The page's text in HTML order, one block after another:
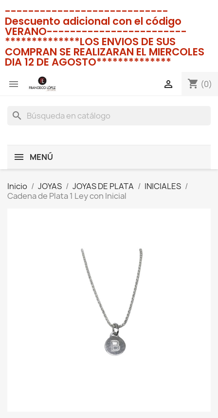
----------------------------
Descuento adicional con el código
VERANO------------------------
**************LOS ENVIOS DE SUS
COMPRAN SE REALIZARAN EL MIERCOLES
DIA 12 DE AGOSTO**************
 shopping_cart (0)

search
MENÚ
Inicio JOYAS JOYAS DE PLATA
INICIALES
Cadena de Plata 1 Ley con Inicial